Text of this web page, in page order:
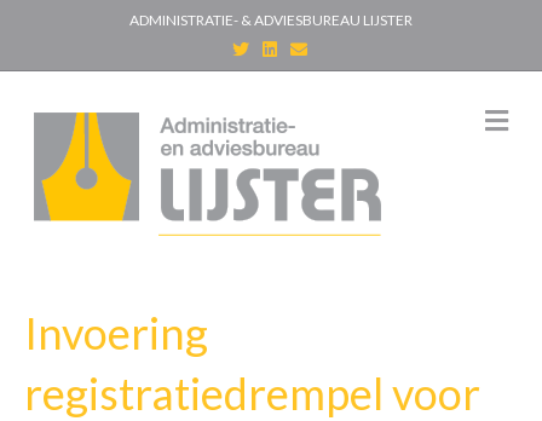
ADMINISTRATIE- & ADVIESBUREAU LIJSTER
T
w
i
e
r
n
d
i
n
E
m
a
M
e
Invoering
registratiedrempel voor